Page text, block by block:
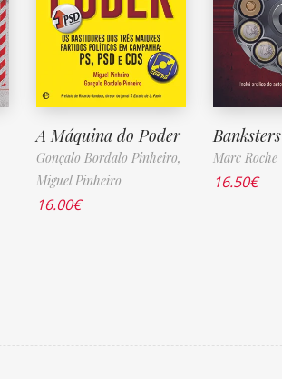
A Máquina do Poder
Gonçalo Bordalo Pinheiro,
Miguel Pinheiro
16.00€
Banksters
Marc Roche
16.50€